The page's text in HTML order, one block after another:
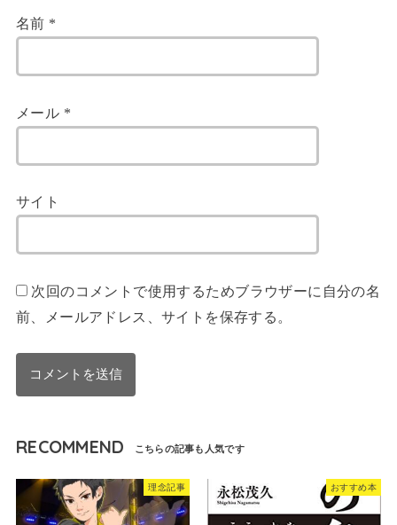
名前 *
メール *
サイト
次回のコメントで使用するためブラウザーに自分の名
前、メールアドレス、サイトを保存する。
RECOMMEND
理念記事 おすすめ本